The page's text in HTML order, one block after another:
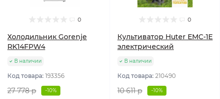
0
Холодильник Gorenje
RK14FPW4
В наличии
Код товара: 193356
27 778 р -10%
0
Культиватор Huter ЕМС-1E
электрический
В наличии
Код товара: 210490
10 611 р -10%